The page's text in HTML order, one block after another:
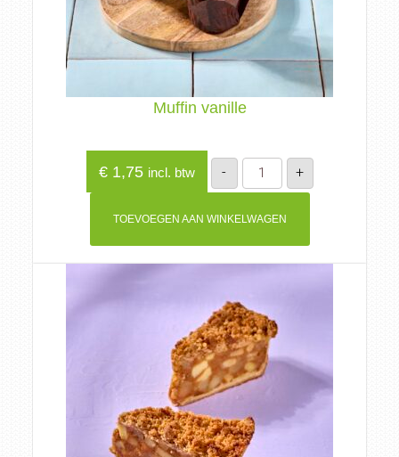
Muffin vanille
€1,75 incl. btw -
Muffin
vanille
aantal
+
TOEVOEGEN AAN WINKELWAGEN